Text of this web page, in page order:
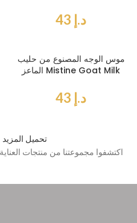
د.إ
موس الوجه المصنوع من حليب
الماعز Mistine Goat Milk
د.إ
تحميل
اكتشفوا مجموعتنا من منتجات